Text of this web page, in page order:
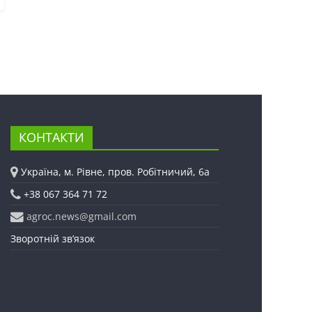
КОНТАКТИ
Україна, м. Рівне, пров. Робітничий, 6а
+38 067 364 71 72
agroc.news@gmail.com
Зворотній зв’язок